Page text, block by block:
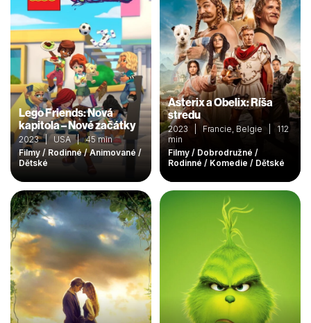
Lego Friends: Nová
kapitola – Nové začátky
2023 | USA | 45 min
Filmy / Rodinné / Animované /
Dětské
Asterix a Obelix: Ríša
stredu
2023 | Francie, Belgie | 112
min
Filmy / Dobrodružné /
Rodinné / Komedie / Dětské